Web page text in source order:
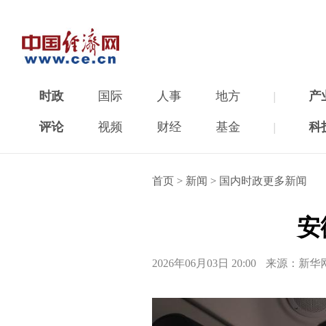
时政 国际 人事 地方 | 产
评论 视频 财经 基金 | 科
首页 > 新闻 > 国内时政更多新闻
2026年06月03日 20:00 来源：新华